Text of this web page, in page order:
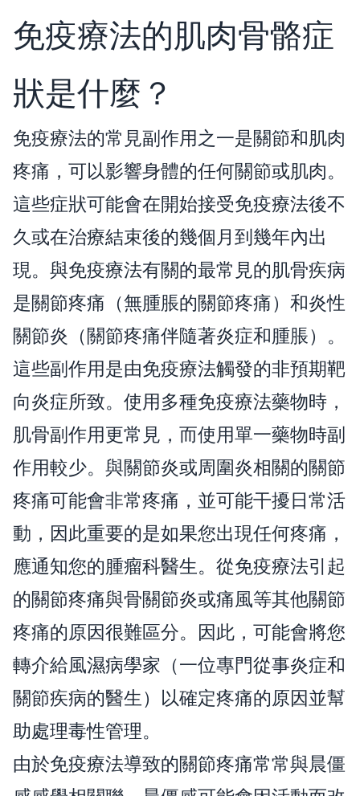
免疫療法的肌肉骨骼症
狀是什麼？
免疫療法的常見副作用之一是關節和肌肉
疼痛，可以影響身體的任何關節或肌肉。
這些症狀可能會在開始接受免疫療法後不
久或在治療結束後的幾個月到幾年內出
現。與免疫療法有關的最常見的肌骨疾病
是關節疼痛（無腫脹的關節疼痛）和炎性
關節炎（關節疼痛伴隨著炎症和腫脹）。
這些副作用是由免疫療法觸發的非預期靶
向炎症所致。使用多種免疫療法藥物時，
肌骨副作用更常見，而使用單一藥物時副
作用較少。與關節炎或周圍炎相關的關節
疼痛可能會非常疼痛，並可能干擾日常活
動，因此重要的是如果您出現任何疼痛，
應通知您的腫瘤科醫生。從免疫療法引起
的關節疼痛與骨關節炎或痛風等其他關節
疼痛的原因很難區分。因此，可能會將您
轉介給風濕病學家（一位專門從事炎症和
關節疾病的醫生）以確定疼痛的原因並幫
助處理毒性管理。
由於免疫療法導致的關節疼痛常常與晨僵